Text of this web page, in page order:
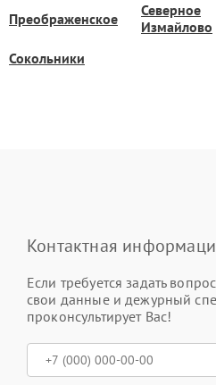
Преображенское
Северное
Измайлово
Сокольники
Контактная
Если требуется задать
свои данные и дежурный
проконсультирует Вас!